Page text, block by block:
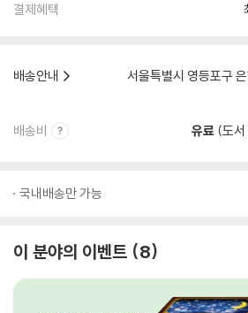
결제혜택
배송안내
서울특별시 영등포구
배송비 유료 (도
국내배송만 가능
이 분야의 이벤트 8